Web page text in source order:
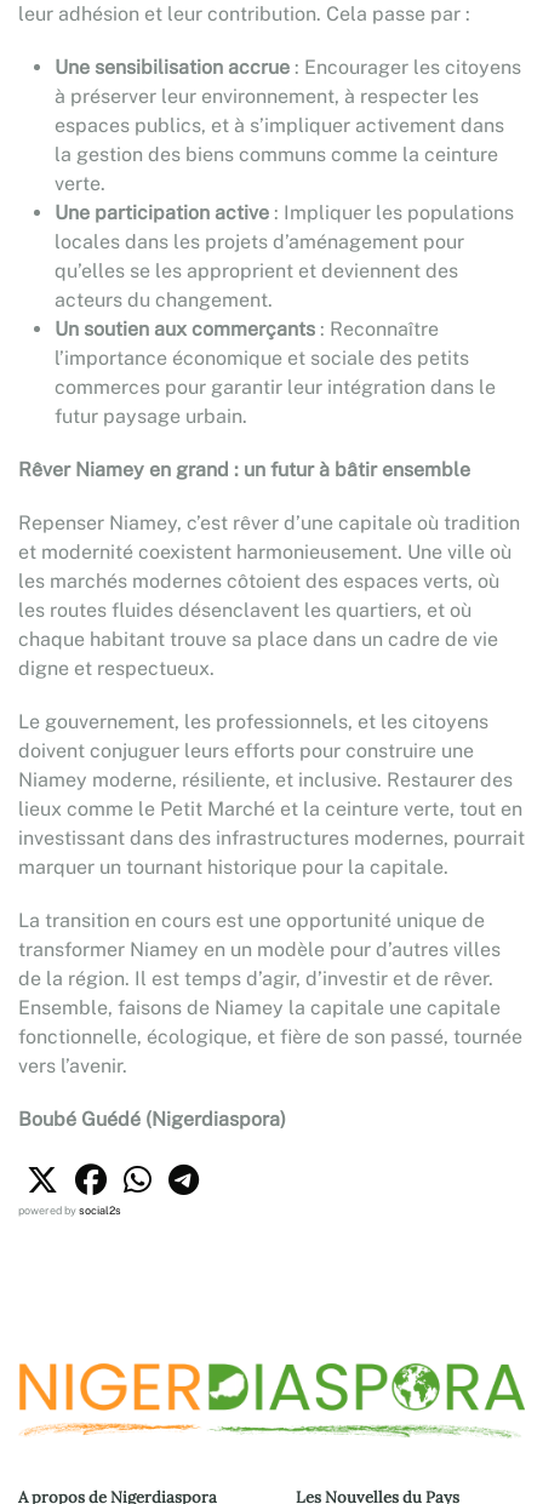
leur adhésion et leur contribution. Cela passe par :
Une sensibilisation accrue : Encourager les citoyens
à préserver leur environnement, à respecter les
espaces publics, et à s’impliquer activement dans
la gestion des biens communs comme la ceinture
verte.
Une participation active : Impliquer les populations
locales dans les projets d’aménagement pour
qu’elles se les approprient et deviennent des
acteurs du changement.
Un soutien aux commerçants : Reconnaître
l’importance économique et sociale des petits
commerces pour garantir leur intégration dans le
futur paysage urbain.
Rêver Niamey en grand : un futur à bâtir ensemble
Repenser Niamey, c’est rêver d’une capitale où tradition
et modernité coexistent harmonieusement. Une ville où
les marchés modernes côtoient des espaces verts, où
les routes fluides désenclavent les quartiers, et où
chaque habitant trouve sa place dans un cadre de vie
digne et respectueux.
Le gouvernement, les professionnels, et les citoyens
doivent conjuguer leurs efforts pour construire une
Niamey moderne, résiliente, et inclusive. Restaurer des
lieux comme le Petit Marché et la ceinture verte, tout en
investissant dans des infrastructures modernes, pourrait
marquer un tournant historique pour la capitale.
La transition en cours est une opportunité unique de
transformer Niamey en un modèle pour d’autres villes
de la région. Il est temps d’agir, d’investir et de rêver.
Ensemble, faisons de Niamey la capitale une capitale
fonctionnelle, écologique, et fière de son passé, tournée
vers l’avenir.
Boubé Guédé (Nigerdiaspora)
powered bysocial2s
A propos de Nigerdiaspora Les Nouvelles du Pays